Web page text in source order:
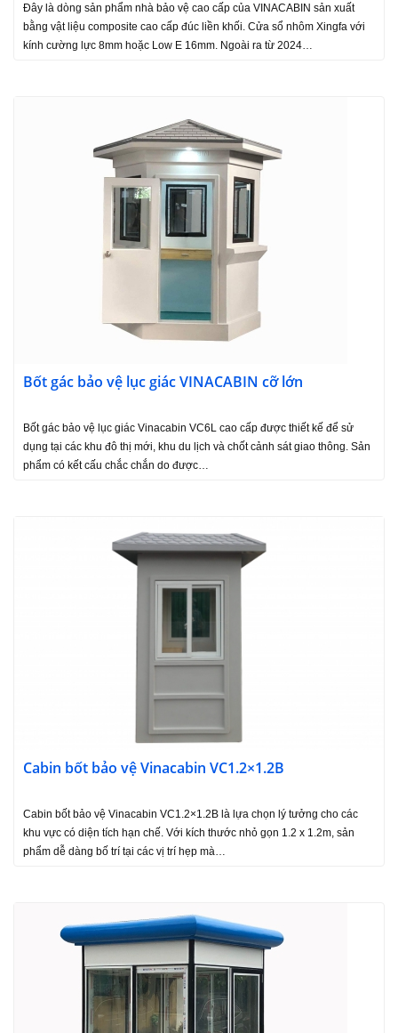
Đây là dòng sản phẩm nhà bảo vệ cao cấp của VINACABIN sản xuất
bằng vật liệu composite cao cấp đúc liền khối. Cửa sổ nhôm Xingfa với
kính cường lực 8mm hoặc Low E 16mm. Ngoài ra từ 2024…
Bốt gác bảo vệ lục giác VINACABIN cỡ lớn
Bốt gác bảo vệ lục giác Vinacabin VC6L cao cấp được thiết kế để sử
dụng tại các khu đô thị mới, khu du lịch và chốt cảnh sát giao thông. Sản
phẩm có kết cấu chắc chắn do được…
Cabin bốt bảo vệ Vinacabin VC1.2×1.2B
Cabin bốt bảo vệ Vinacabin VC1.2×1.2B là lựa chọn lý tưởng cho các
khu vực có diện tích hạn chế. Với kích thước nhỏ gọn 1.2 x 1.2m, sản
phẩm dễ dàng bố trí tại các vị trí hẹp mà…